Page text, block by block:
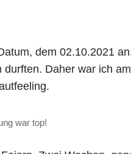
dem 02.10.2021
Daher war ich
war top!